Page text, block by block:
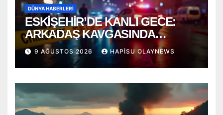
DÜNYA HABERLERI
ESKİŞEHİR’DE KANLI GECE:
ARKADAŞ KAVGASINDA
BIÇAKLAR KONUŞTU!
9 AĞUSTOS 2026 HAPISU OLAYNEWS